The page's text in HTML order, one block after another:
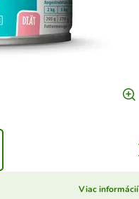
Viac informácií